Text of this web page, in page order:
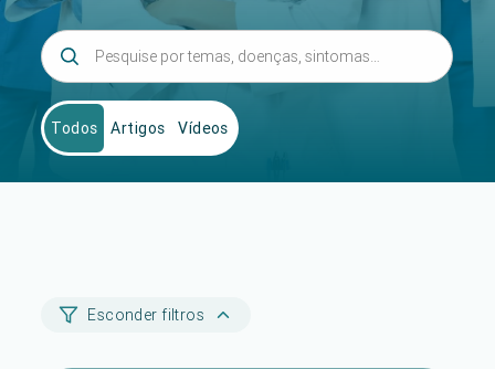
Todos Artigos Vídeos
Esconder filtros